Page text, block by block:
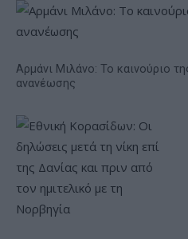
Αρμάνι Μιλάνο: Το καινούριο
ανανέωσης